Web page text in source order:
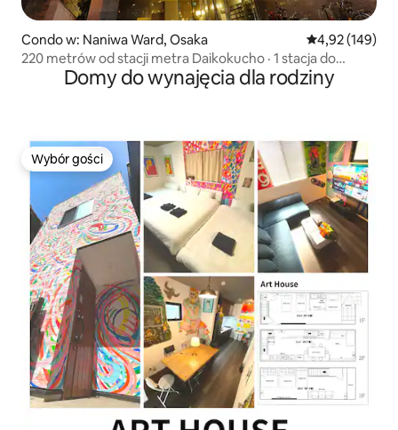
Condo w: Naniwa Ward, Osaka Średnia
4,92 (149)
220 metrów od stacji metra Daikokucho · 1 stacja do
Namba / Shinsaibashi · bezpośredni do Umeda ·
apartament z 2 sypialniami dla 5 osób
Domy do wynajęcia dla rodziny
Wybór gości
Wybór gości